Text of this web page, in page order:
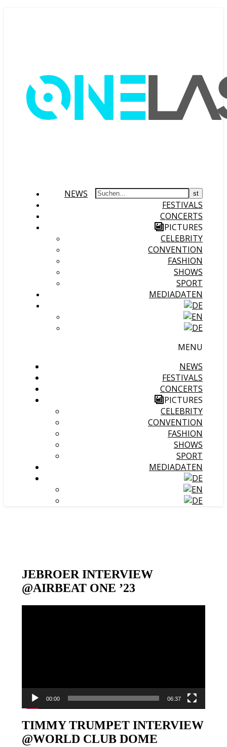
NEWS
FESTIVALS
CONCERTS
PICTURES
CELEBRITY
CONVENTION
FASHION
SHOWS
SPORT
MEDIADATEN
MENU
NEWS
FESTIVALS
CONCERTS
PICTURES
CELEBRITY
CONVENTION
FASHION
SHOWS
SPORT
MEDIADATEN
JEBROER INTERVIEW
@AIRBEAT ONE ’23
00:00 06:37
TIMMY TRUMPET INTERVIEW
@WORLD CLUB DOME